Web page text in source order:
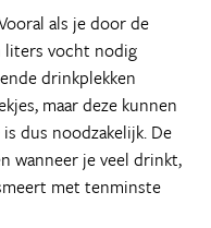
als je door de
liters vocht nodig
drinkplekken
maar deze kunnen
dus noodzakelijk. De
wanneer je veel drinkt,
met tenminste